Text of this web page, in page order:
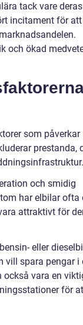
tack vare deras
incitament för
och ökad
som påverkar
prestanda,
och smidig
har elbilar ofta
attraktivt för
eller
vill spara pengar i
vara en
för